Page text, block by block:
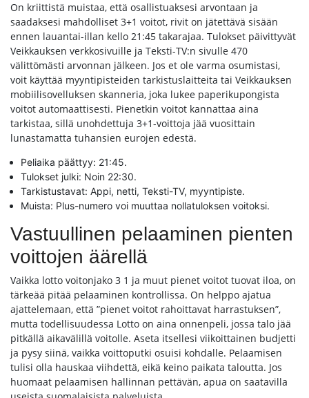
On kriittistä muistaa, että osallistuaksesi arvontaan ja
saadaksesi mahdolliset 3+1 voitot, rivit on jätettävä sisään
ennen lauantai-illan kello 21:45 takarajaa. Tulokset päivittyvät
Veikkauksen verkkosivuille ja Teksti-TV:n sivulle 470
välittömästi arvonnan jälkeen. Jos et ole varma osumistasi,
voit käyttää myyntipisteiden tarkistuslaitteita tai Veikkauksen
mobiilisovelluksen skanneria, joka lukee paperikupongista
voitot automaattisesti. Pienetkin voitot kannattaa aina
tarkistaa, sillä unohdettuja 3+1-voittoja jää vuosittain
lunastamatta tuhansien eurojen edestä.
Peliaika päättyy: 21:45.
Tulokset julki: Noin 22:30.
Tarkistustavat: Appi, netti, Teksti-TV, myyntipiste.
Muista: Plus-numero voi muuttaa nollatuloksen voitoksi.
Vastuullinen pelaaminen pienten
voittojen äärellä
Vaikka lotto voitonjako 3 1 ja muut pienet voitot tuovat iloa, on
tärkeää pitää pelaaminen kontrollissa. On helppo ajatua
ajattelemaan, että ”pienet voitot rahoittavat harrastuksen”,
mutta todellisuudessa Lotto on aina onnenpeli, jossa talo jää
pitkällä aikavälillä voitolle. Aseta itsellesi viikoittainen budjetti
ja pysy siinä, vaikka voittoputki osuisi kohdalle. Pelaamisen
tulisi olla hauskaa viihdettä, eikä keino paikata taloutta. Jos
huomaat pelaamisen hallinnan pettävän, apua on saatavilla